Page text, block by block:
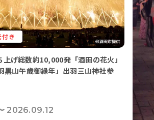
き
上げ総数約10,000発「酒田の花火」
黒山午歳御縁年」出羽三山神社参
2026.09.12